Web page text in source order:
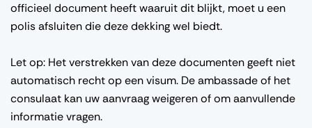
officieel document heeft waaruit dit blijkt, moet u een
polis afsluiten die deze dekking wel biedt.
Let op: Het verstrekken van deze documenten geeft niet
automatisch recht op een visum. De ambassade of het
consulaat kan uw aanvraag weigeren of om aanvullende
informatie vragen.